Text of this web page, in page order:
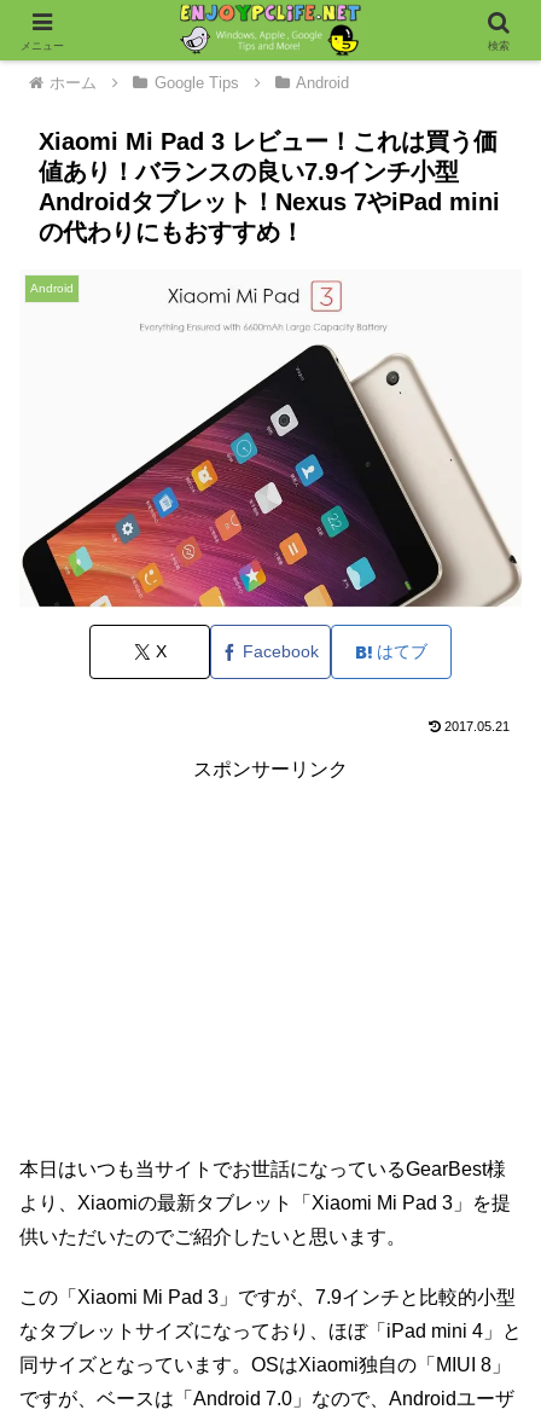
ホーム Google Tips Android
Xiaomi Mi Pad 3 レビュー！これは買う価
値あり！バランスの良い7.9インチ小型
Androidタブレット！Nexus 7やiPad mini
の代わりにもおすすめ！
Android
X Facebook はてブ
2017.05.21
スポンサーリンク
本日はいつも当サイトでお世話になっているGearBest様
より、Xiaomiの最新タブレット「Xiaomi Mi Pad 3」を提
供いただいたのでご紹介したいと思います。
この「Xiaomi Mi Pad 3」ですが、7.9インチと比較的小型
なタブレットサイズになっており、ほぼ「iPad mini 4」と
同サイズとなっています。OSはXiaomi独自の「MIUI 8」
ですが、ベースは「Android 7.0」なので、Androidユーザ
メニュー 検索